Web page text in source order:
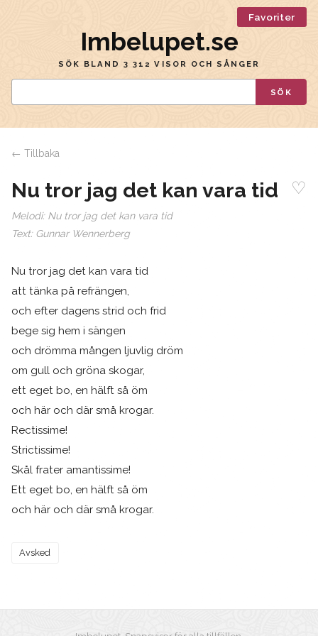
Favoriter
Imbelupet.se
SÖK BLAND 3 312 VISOR OCH SÅNGER
SÖK
← Tillbaka
Nu tror jag det kan vara tid ♡
Melodi: Nu tror jag det kan vara tid
Text: Gunnar Wennerberg
Nu tror jag det kan vara tid
att tänka på refrängen,
och efter dagens strid och frid
bege sig hem i sängen
och drömma mången ljuvlig dröm
om gull och gröna skogar,
ett eget bo, en hälft så öm
och här och där små krogar.
Rectissime!
Strictissime!
Skål frater amantissime!
Ett eget bo, en hälft så öm
och här och där små krogar.
Avsked